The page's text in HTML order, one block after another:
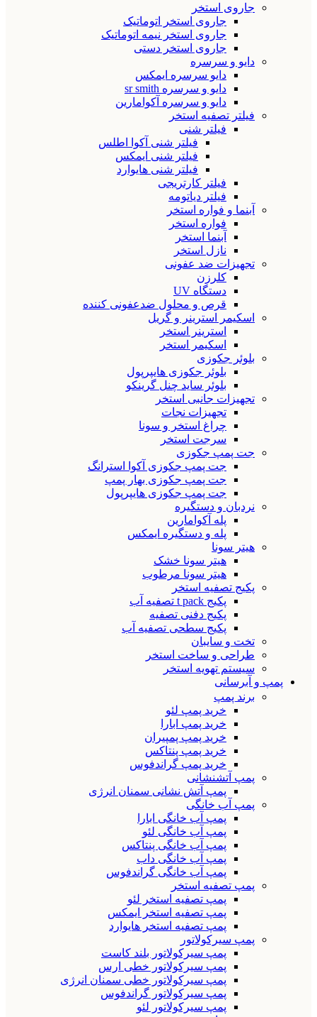
جاروی استخر
جاروی استخر اتوماتیک
جاروی استخر نیمه اتوماتیک
جاروی استخر دستی
دایو و سرسره
دایو سرسره ایمکس
دایو و سرسره sr smith
دایو و سرسره آکوامارین
فیلتر تصفیه استخر
فیلتر شنی
فیلتر شنی آکوا اطلس
فیلتر شنی ایمکس
فیلتر شنی هایوارد
فیلتر کارتریجی
فیلتر دیاتومه
آبنما و فواره استخر
فواره استخر
آبنما استخر
نازل استخر
تجهیزات ضد عفونی
کلرزن
دستگاه UV
قرص و محلول ضدعفونی کننده
اسکیمر استرینر و گریل
استرینر استخر
اسکیمر استخر
بلوئر جکوزی
بلوئر جکوزی هایپرپول
بلوئر ساید چنل گرینکو
تجهیزات جانبی استخر
تجهیزات نجات
چراغ استخر و سونا
سرجت استخر
جت پمپ جکوزی
جت پمپ جکوزی آکوا استرانگ
جت پمپ جکوزی بهار پمپ
جت پمپ جکوزی هایپرپول
نردبان و دستگیره
پله آکوامارین
پله و دستگیره ایمکس
هیتر سونا
هیتر سونا خشک
هیتر سونا مرطوب
پکیج تصفیه استخر
پکیج t pack تصفیه آب
پکیج دفنی تصفیه
پکیج سطحی تصفیه آب
تخت و سایبان
طراحی و ساخت استخر
سیستم تهویه استخر
پمپ و آبرسانی
برند پمپ
خرید پمپ لئو
خرید پمپ ابارا
خرید پمپ پمپیران
خرید پمپ پنتاکس
خرید پمپ گراندفوس
پمپ آتشنشانی
پمپ آتش نشانی سمنان انرژی
پمپ آب خانگی
پمپ آب خانگی ابارا
پمپ آب خانگی لئو
پمپ آب خانگی پنتاکس
پمپ آب خانگی داب
پمپ آب خانگی گراندفوس
پمپ تصفیه استخر
پمپ تصفیه استخر لئو
پمپ تصفیه استخر ایمکس
پمپ تصفیه استخر هایوارد
پمپ سیرکولاتور
پمپ سیرکولاتور بلند کاست
پمپ سیرکولاتور خطی ارس
پمپ سیرکولاتور خطی سمنان انرژی
پمپ سیرکولاتور گراندفوس
پمپ سیرکولاتور لئو